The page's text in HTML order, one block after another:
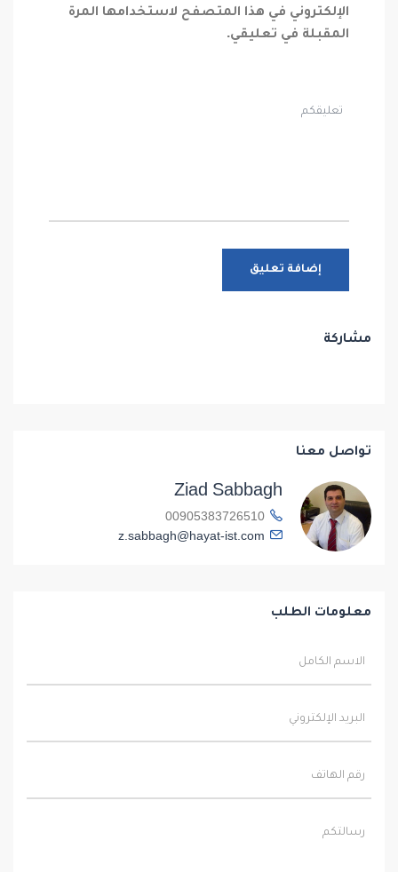
الإلكتروني في هذا المتصفح لاستخدامها المرة
المقبلة في تعليقي.
مشاركة
تواصل معنا
Ziad Sabbagh
z.sabbagh@hayat-ist.com
معلومات الطلب